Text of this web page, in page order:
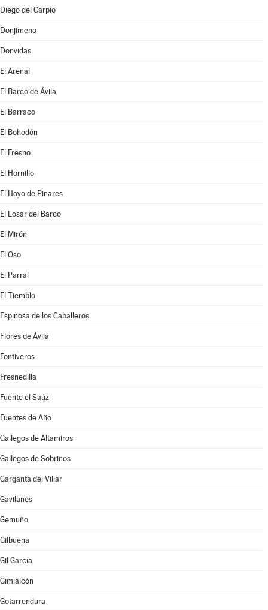
Diego del Carpio
Donjimeno
Donvidas
El Arenal
El Barco de Ávila
El Barraco
El Bohodón
El Fresno
El Hornillo
El Hoyo de Pinares
El Losar del Barco
El Mirón
El Oso
El Parral
El Tiemblo
Espinosa de los Caballeros
Flores de Ávila
Fontiveros
Fresnedilla
Fuente el Saúz
Fuentes de Año
Gallegos de Altamiros
Gallegos de Sobrinos
Garganta del Villar
Gavilanes
Gemuño
Gilbuena
Gil García
Gimialcón
Gotarrendura